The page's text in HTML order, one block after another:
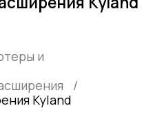
и
Kyland